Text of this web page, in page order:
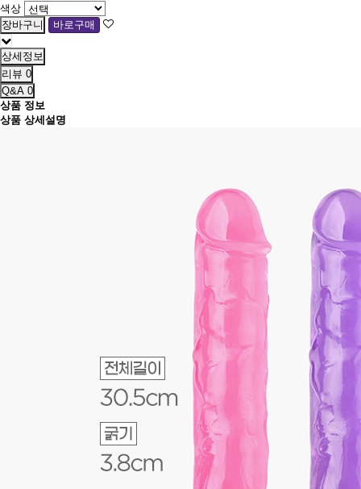
색상
상세정보
리뷰 0
Q&A 0
상품 정보
상품 상세설명